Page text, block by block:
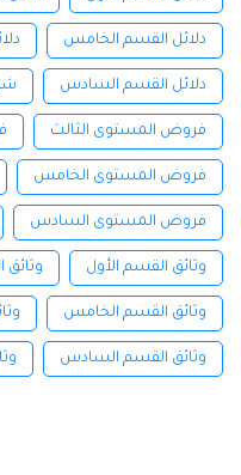
دلائل القسم الخامس
دلائل القسم السادس
فروض المستوى الثالث
فروض المستوى الخامس
فروض المستوى السادس
وثائق القسم الأول وثائق
وثائق القسم الخامس
وثائق القسم السادس